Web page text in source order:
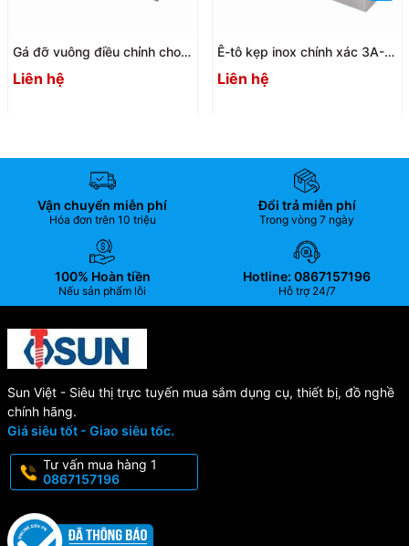
Gá đỡ vuông điều chỉnh cho
máy cắt dây EDM 3A-
200029 / 3A-200030
Liên hệ
Ê-tô kẹp inox chính xác 3A-
200016 / 3A-200017 / 3A-
200018 / 3A-200019
Liên hệ
Vận chuyển miễn phí
Hóa đơn trên 10 triệu
Đổi trả miễn phí
Trong vòng 7 ngày
100% Hoàn tiền
Nếu sản phẩm lỗi
Hotline: 0867157196
Hỗ trợ 24/7
Sun Việt - Siêu thị trực tuyến mua sắm dụng cụ, thiết bị, đồ nghề
chính hãng.
Giá siêu tốt - Giao siêu tốc.
Tư vấn mua hàng 1
0867157196